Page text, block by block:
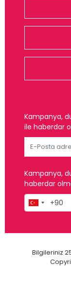
Kampanya,
ile haberdar
Kampanya,
haberdar
Bilgileriniz